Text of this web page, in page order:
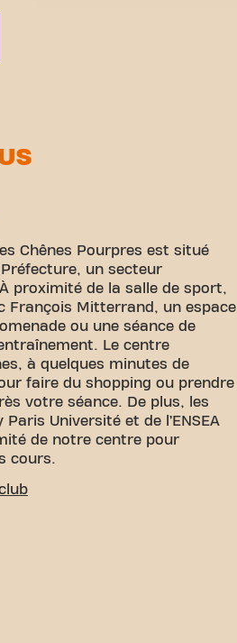
Chênes Pourpres est situé
un secteur
proximité de la salle de sport,
François Mitterrand, un espace
ou une séance de
Le centre
à quelques minutes de
faire du shopping ou prendre
votre séance. De plus, les
Université et de l’ENSEA
de notre centre pour
cours.